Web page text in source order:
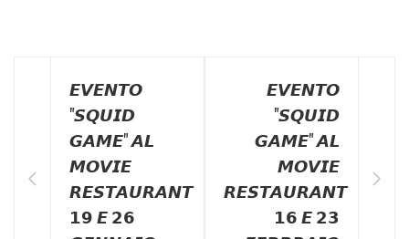
𝙀𝙑𝙀𝙉𝙏𝙊
"𝙎𝙌𝙐𝙄𝘿
𝙂𝘼𝙈𝙀" 𝘼𝙇
𝙈𝙊𝙑𝙄𝙀
𝙍𝙀𝙎𝙏𝘼𝙐𝙍𝘼𝙉𝙏
𝟭𝟵 𝙀 𝟮𝟲
𝙀𝙑𝙀𝙉𝙏𝙊
"𝙎𝙌𝙐𝙄𝘿
𝙂𝘼𝙈𝙀" 𝘼𝙇
𝙈𝙊𝙑𝙄𝙀
𝙍𝙀𝙎𝙏𝘼𝙐𝙍𝘼𝙉𝙏
𝟭𝟲 𝙀 𝟮𝟯